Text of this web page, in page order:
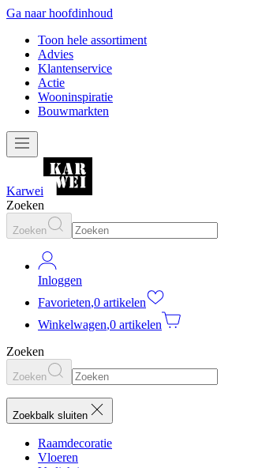
Ga naar hoofdinhoud
Toon hele assortiment
Advies
Klantenservice
Actie
Wooninspiratie
Bouwmarkten
Karwei
Zoeken
Zoeken
Inloggen
Favorieten,0 artikelen
Winkelwagen,0 artikelen
Zoeken
Zoeken
Zoekbalk sluiten
Raamdecoratie
Vloeren